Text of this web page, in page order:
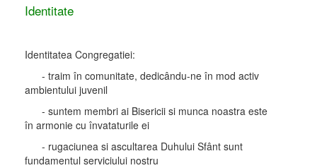
Identitate
Identitatea Congregatiei:
- traim în comunitate, dedicându-ne în mod activ
ambientului juvenil
- suntem membri ai Bisericii si munca noastra este
în armonie cu învataturile ei
- rugaciunea si ascultarea Duhului Sfânt sunt
fundamentul serviciului nostru